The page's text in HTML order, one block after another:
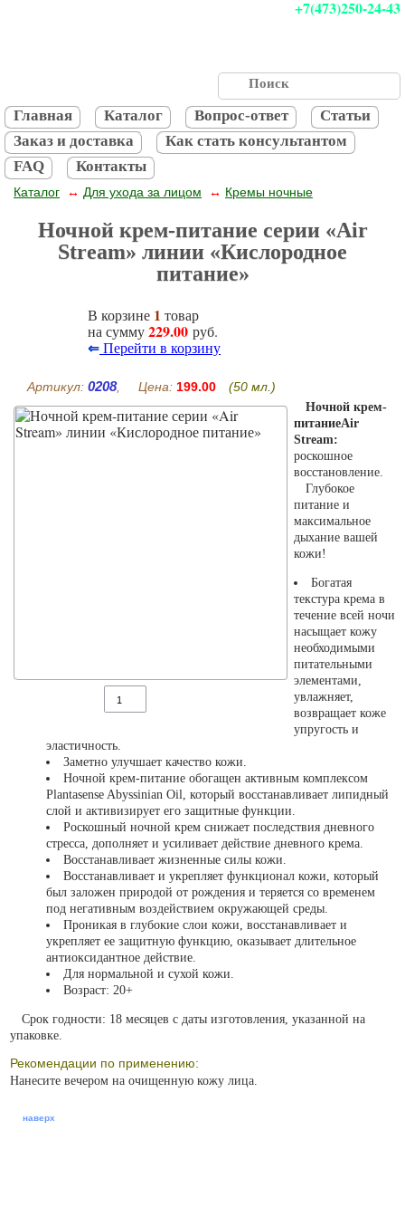
+7(473)250-24-43
Главная Каталог Вопрос-ответ
Статьи
Заказ и доставка
Как стать консультантом
FAQ
Контакты
Каталог ↔ Для ухода за лицом ↔ Кремы ночные
Ночной крем-питание серии «Air
Stream» линии «Кислородное
питание»
В корзине 1 товар
на сумму229.00 руб.
⇐Перейти в корзину
Артикул: 0208, Цена: 199.00 (50 мл.)
Ночной крем-
питаниеAir
Stream:
роскошное
восстановление.
Глубокое
питание и
максимальное
дыхание вашей
кожи!
Богатая
текстура крема в
течение всей ночи
насыщает кожу
необходимыми
питательными
элементами,
увлажняет,
возвращает коже
упругость и
эластичность.
Заметно улучшает качество кожи.
Ночной крем-питание обогащен активным комплексом
Plantasense Abyssinian Oil, который восстанавливает липидный
слой и активизирует его защитные функции.
Роскошный ночной крем снижает последствия дневного
стресса, дополняет и усиливает действие дневного крема.
Восстанавливает жизненные силы кожи.
Восстанавливает и укрепляет функционал кожи, который
был заложен природой от рождения и теряется со временем
под негативным воздействием окружающей среды.
Проникая в глубокие слои кожи, восстанавливает и
укрепляет ее защитную функцию, оказывает длительное
антиоксидантное действие.
Для нормальной и сухой кожи.
Возраст: 20+
Срок годности: 18 месяцев с даты изготовления, указанной на
упаковке.
Рекомендации по применению:
Нанесите вечером на очищенную кожу лица.
наверх